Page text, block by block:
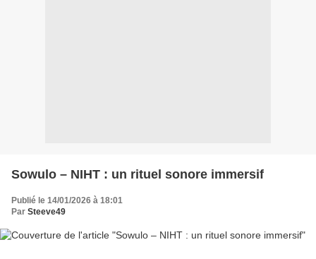
Sowulo – NIHT : un rituel sonore immersif
Publié le 14/01/2026 à 18:01
Par Steeve49